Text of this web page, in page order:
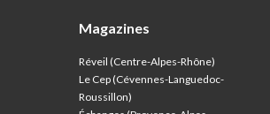
Magazines
Réveil (Centre-Alpes-Rhône)
Le Cep (Cévennes-Languedoc-
Roussillon)